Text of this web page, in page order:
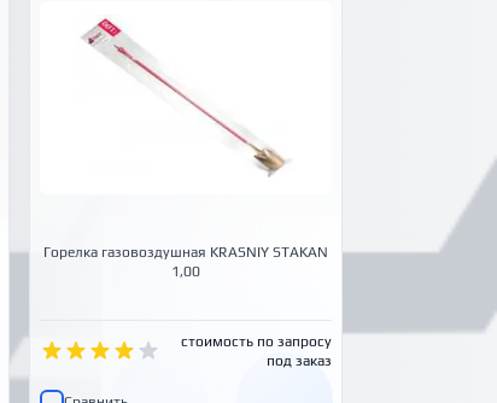
Горелка газовоздушная KRASNIY STAKAN
1,00
стоимость по запросу
под заказ